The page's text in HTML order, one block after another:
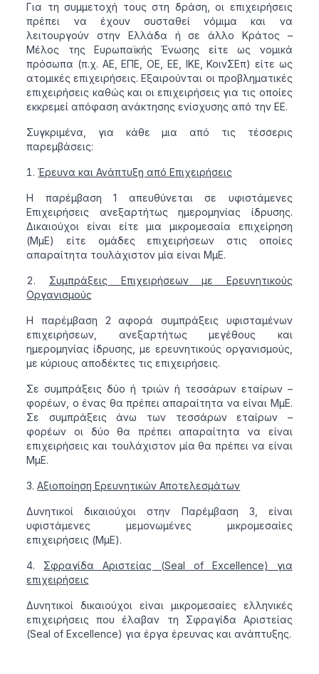
Για τη συμμετοχή τους στη δράση, οι επιχειρήσεις
πρέπει να έχουν συσταθεί νόμιμα και να
λειτουργούν στην Ελλάδα ή σε άλλο Κράτος –
Μέλος της Ευρωπαϊκής Ένωσης είτε ως νομικά
πρόσωπα (π.χ. ΑΕ, ΕΠΕ, ΟΕ, ΕΕ, ΙΚΕ, ΚοινΣΕπ) είτε ως
ατομικές επιχειρήσεις. Εξαιρούνται οι προβληματικές
επιχειρήσεις καθώς και οι επιχειρήσεις για τις οποίες
εκκρεμεί απόφαση ανάκτησης ενίσχυσης από την ΕΕ.
Συγκριμένα, για κάθε μια από τις τέσσερις
παρεμβάσεις:
Έρευνα και Ανάπτυξη από Επιχειρήσεις
Η παρέμβαση 1 απευθύνεται σε υφιστάμενες
Επιχειρήσεις ανεξαρτήτως ημερομηνίας ίδρυσης.
Δικαιούχοι είναι είτε μια μικρομεσαία επιχείρηση
(ΜμΕ) είτε ομάδες επιχειρήσεων στις οποίες
απαραίτητα τουλάχιστον μία είναι ΜμΕ.
Συμπράξεις Επιχειρήσεων με Ερευνητικούς
Οργανισμούς
Η παρέμβαση 2 αφορά συμπράξεις υφισταμένων
επιχειρήσεων, ανεξαρτήτως μεγέθους και
ημερομηνίας ίδρυσης, με ερευνητικούς οργανισμούς,
με κύριους αποδέκτες τις επιχειρήσεις.
Σε συμπράξεις δύο ή τριών ή τεσσάρων εταίρων –
φορέων, ο ένας θα πρέπει απαραίτητα να είναι ΜμΕ.
Σε συμπράξεις άνω των τεσσάρων εταίρων –
φορέων οι δύο θα πρέπει απαραίτητα να είναι
επιχειρήσεις και τουλάχιστον μία θα πρέπει να είναι
ΜμΕ.
Αξιοποίηση Ερευνητικών Αποτελεσμάτων
Δυνητικοί δικαιούχοι στην Παρέμβαση 3, είναι
υφιστάμενες μεμονωμένες μικρομεσαίες
επιχειρήσεις (ΜμΕ).
Σφραγίδα Αριστείας (Seal of Excellence) για
επιχειρήσεις
Δυνητικοί δικαιούχοι είναι μικρομεσαίες ελληνικές
επιχειρήσεις που έλαβαν τη Σφραγίδα Αριστείας
(Seal of Excellence) για έργα έρευνας και ανάπτυξης.